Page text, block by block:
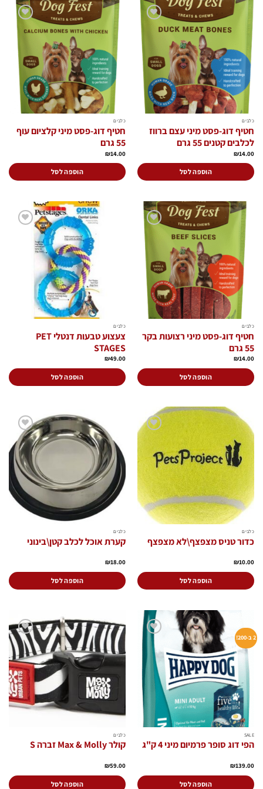
הוסף
לרשימת
כלבים
חטיף דוג-פסט מיני עצם ברווז
לכלבים קטנים 55 גרם
₪14.00
הוספה לסל
הוסף
לרשימת
המשאלות
כלבים
חטיף דוג-פסט מיני קלציום עוף
55 גרם
₪14.00
הוספה לסל
הוסף
לרשימת
המשאלות
כלבים
חטיף דוג-פסט מיני רצועות בקר
55 גרם
₪14.00
הוספה לסל
כלבים
צעצוע טבעות דנטלי PET
STAGES
₪49.00
הוספה לסל
המשאלות
כלבים
כדור טניס מצפצף\לא מצפצף
₪10.00
הוספה לסל
הוסף
לרשימת
המשאלות
כלבים
קערת אוכל לכלב קטן\בינוני
₪18.00
הוספה לסל
2 ב-200!
הוסף
לרשימת
המשאלות
SALE
הפי דוג סופר פרמיום מיני 4 ק"ג
₪139.00
הוספה לסל
הוסף
לרשימת
המשאלות
כלבים
קולר Max & Molly זברה S
₪59.00
הוספה לסל